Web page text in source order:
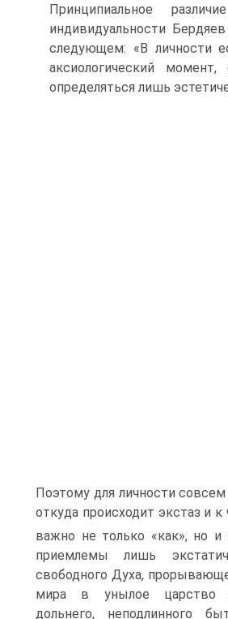
Принципиальное
индивидуальности
следующем: «В личности
аксиологический
определяться лишь
Поэтому для личности совсем
откуда происходит экстаз и к
важно не только «как», но и
приемлемы лишь
свободного Духа,
мира в унылое царство
дольнего, неподлинного